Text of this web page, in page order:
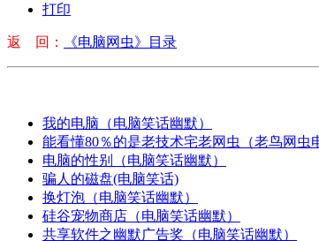
打印
返 回： 《电脑网虫》目录
我的电脑（电脑笑话幽默）
能看懂80％的是老技术宅老网虫（老鸟网虫
电脑的性别（电脑笑话幽默）
骗人的磁盘(电脑笑话)
换灯泡（电脑笑话幽默）
硅谷宠物商店（电脑笑话幽默）
共享软件之幽默广告奖（电脑笑话幽默）